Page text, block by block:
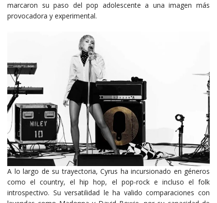
marcaron su paso del pop adolescente a una imagen más
provocadora y experimental.
A lo largo de su trayectoria, Cyrus ha incursionado en géneros
como el country, el hip hop, el pop-rock e incluso el folk
introspectivo. Su versatilidad le ha valido comparaciones con